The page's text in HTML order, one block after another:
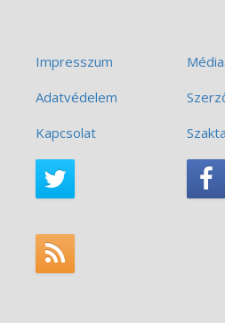
Impresszum
Adatvédelem
Kapcsolat